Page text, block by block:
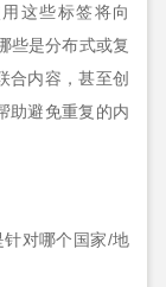
这些标签将向
些是分布式或复
合内容，甚至创
助避免重复的内
针对哪个国家/地